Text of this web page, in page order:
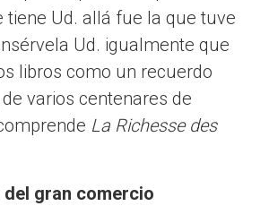
tiene Ud. allá fue la que tuve
Ud. igualmente que
libros como un recuerdo
de varios centenares de
La Richesse des
del gran comercio